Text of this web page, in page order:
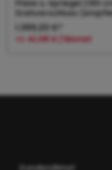
Plane u. Spriegel (160
Drehverschluss
1.369,20 €*
ab 41,08 € / Monat